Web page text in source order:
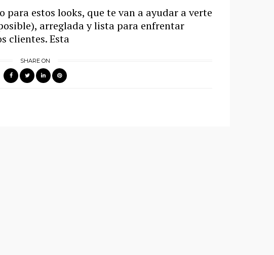
para estos looks, que te van a ayudar a verte
arreglada y lista para enfrentar
clientes. Esta
SHARE ON